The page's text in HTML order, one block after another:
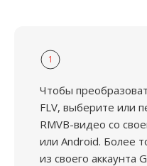
1
Чтобы
FLV, выберите или
RMVB-видео со
или Android. Более
из своего аккаунта